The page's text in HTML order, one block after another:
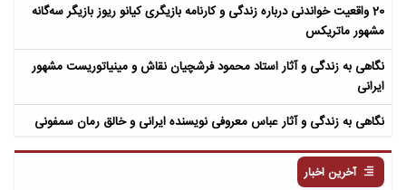
20 واقعیت خواندنی درباره زندگی و کارنامه بازیگری کیانو ریوز بازیگر سه‌گانه
مشهور ماتریکس
نگاهی به زندگی و آثار استاد محمود فرشچیان نقاش و مینیاتوریست مشهور
ایرانی
نگاهی به زندگی و آثار عباس معروفی نویسنده ایرانی و خالق رمان سمفونی
آخرین اخبار